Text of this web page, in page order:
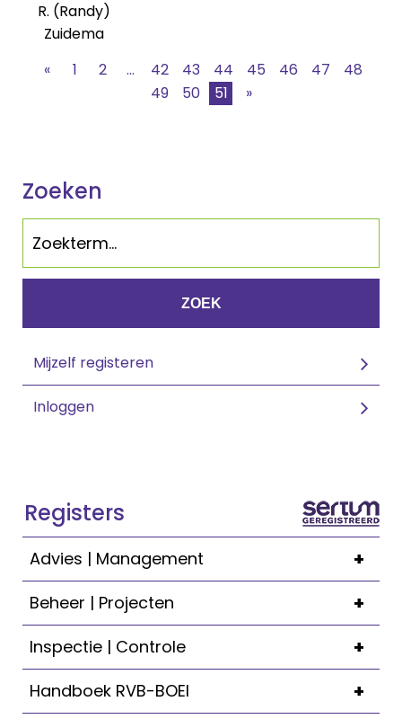
R. (Randy)
Zuidema
«
1 2 ... 42 43 44 45 46 47
48
49
50 51 »
Zoeken
ZOEK
Mijzelf registeren
Inloggen
Registers
+
Advies | Management
+
Beheer | Projecten
+
Inspectie | Controle
+
Handboek RVB-BOEI